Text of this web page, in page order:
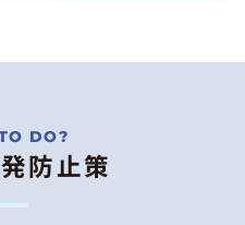
防止策